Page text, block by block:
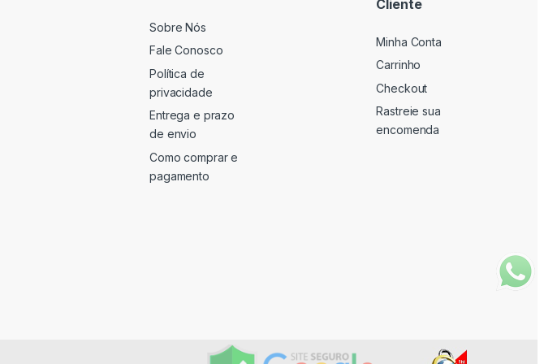
Sobre Nós
Fale Conosco
Política de
privacidade
Entrega e prazo
de envio
Como comprar e
pagamento
Cliente
Minha Conta
Carrinho
Checkout
Rastreie sua
encomenda